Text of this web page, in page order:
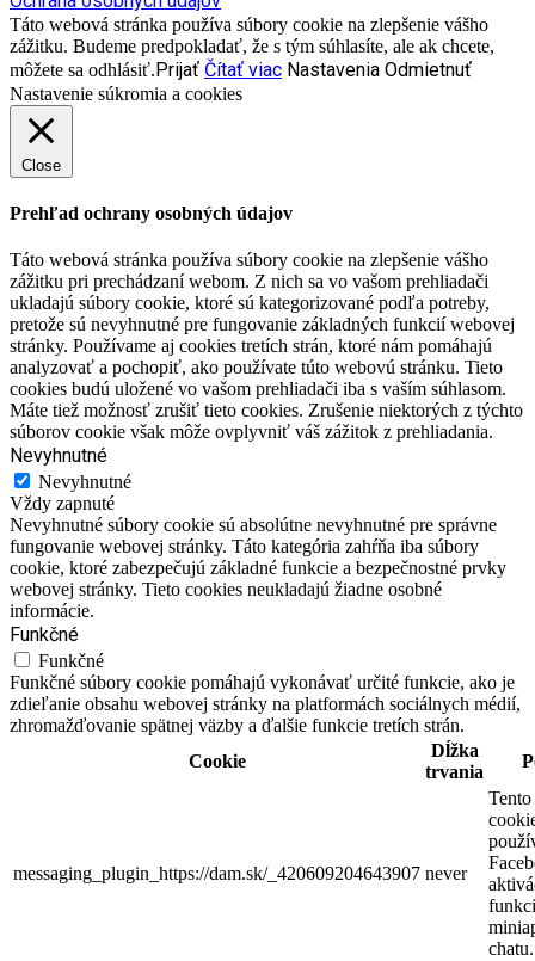
Táto webová stránka používa súbory cookie na zlepšenie vášho
zážitku. Budeme predpokladať, že s tým súhlasíte, ale ak chcete,
môžete sa odhlásiť.Prijať Čítať viac Nastavenia Odmietnuť
Nastavenie súkromia a cookies
Close
Prehľad ochrany osobných údajov
Táto webová stránka používa súbory cookie na zlepšenie vášho
zážitku pri prechádzaní webom. Z nich sa vo vašom prehliadači
ukladajú súbory cookie, ktoré sú kategorizované podľa potreby,
pretože sú nevyhnutné pre fungovanie základných funkcií webovej
stránky. Používame aj cookies tretích strán, ktoré nám pomáhajú
analyzovať a pochopiť, ako používate túto webovú stránku. Tieto
cookies budú uložené vo vašom prehliadači iba s vaším súhlasom.
Máte tiež možnosť zrušiť tieto cookies. Zrušenie niektorých z týchto
súborov cookie však môže ovplyvniť váš zážitok z prehliadania.
Nevyhnutné
Nevyhnutné
Vždy zapnuté
Nevyhnutné súbory cookie sú absolútne nevyhnutné pre správne
fungovanie webovej stránky. Táto kategória zahŕňa iba súbory
cookie, ktoré zabezpečujú základné funkcie a bezpečnostné prvky
webovej stránky. Tieto cookies neukladajú žiadne osobné
informácie.
Funkčné
Funkčné
Funkčné súbory cookie pomáhajú vykonávať určité funkcie, ako je
zdieľanie obsahu webovej stránky na platformách sociálnych médií,
zhromažďovanie spätnej väzby a ďalšie funkcie tretích strán.
Cookie
Dĺžka
trvania
messaging_plugin_https://dam.sk/_420609204643907 never
chatu.